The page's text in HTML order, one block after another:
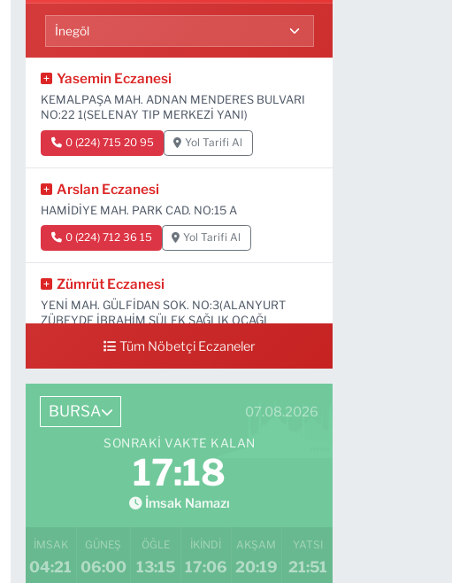
Yasemin Eczanesi
KEMALPAŞA MAH. ADNAN MENDERES BULVARI
NO:22 1(SELENAY TIP MERKEZİ YANI)
0 (224) 715 20 95 Yol Tarifi Al
Arslan Eczanesi
HAMİDİYE MAH. PARK CAD. NO:15 A
0 (224) 712 36 15 Yol Tarifi Al
Zümrüt Eczanesi
YENİ MAH. GÜLFİDAN SOK. NO:3(ALANYURT
ZÜBEYDE İBRAHİM SÜLEK SAĞLIK OCAĞI
Tüm Nöbetçi Eczaneler
BURSA 07.08.2026
SONRAKI VAKTE KALAN
17:16
İmsak Namazı
İMSAK
04:21
GÜNEŞ
06:00
ÖĞLE
13:15
İKINDI
17:06
AKŞAM
20:19
YATSI
21:51